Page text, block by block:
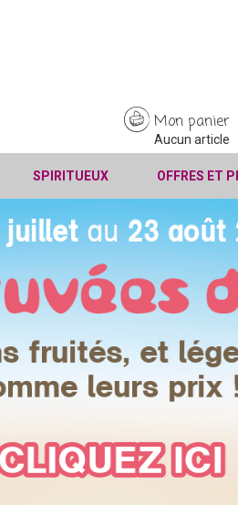
Mon panier
Aucun article
SPIRITUEUX OFFRES ET